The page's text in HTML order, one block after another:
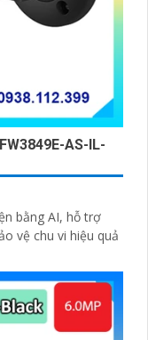
AS-IL-
bằng AI, hỗ trợ
vệ chu vi hiệu quả